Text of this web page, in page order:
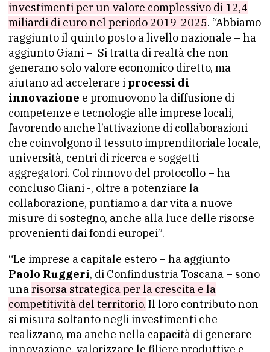
investimenti per un valore complessivo di 12,4
miliardi di euro nel periodo 2019-2025. “Abbiamo
raggiunto il quinto posto a livello nazionale – ha
aggiunto Giani – Si tratta di realtà che non
generano solo valore economico diretto, ma
aiutano ad accelerare i processi di
innovazione e promuovono la diffusione di
competenze e tecnologie alle imprese locali,
favorendo anche l’attivazione di collaborazioni
che coinvolgono il tessuto imprenditoriale locale,
università, centri di ricerca e soggetti
aggregatori. Col rinnovo del protocollo – ha
concluso Giani -, oltre a potenziare la
collaborazione, puntiamo a dar vita a nuove
misure di sostegno, anche alla luce delle risorse
provenienti dai fondi europei”.
“Le imprese a capitale estero – ha aggiunto
Paolo Ruggeri, di Confindustria Toscana – sono
unarisorsa strategica per la crescita e la
competitività del territorio. Il loro contributo non
si misura soltanto negli investimenti che
realizzano, ma anche nella capacità di generare